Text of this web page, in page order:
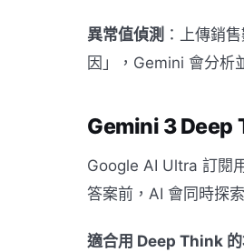
異常值偵測 ：上傳銷
因」，Gemini 會分析
Gemini 3 Deep
Google AI Ultra 訂閱
答案前，AI 會同時探
適合用 Deep Think 的